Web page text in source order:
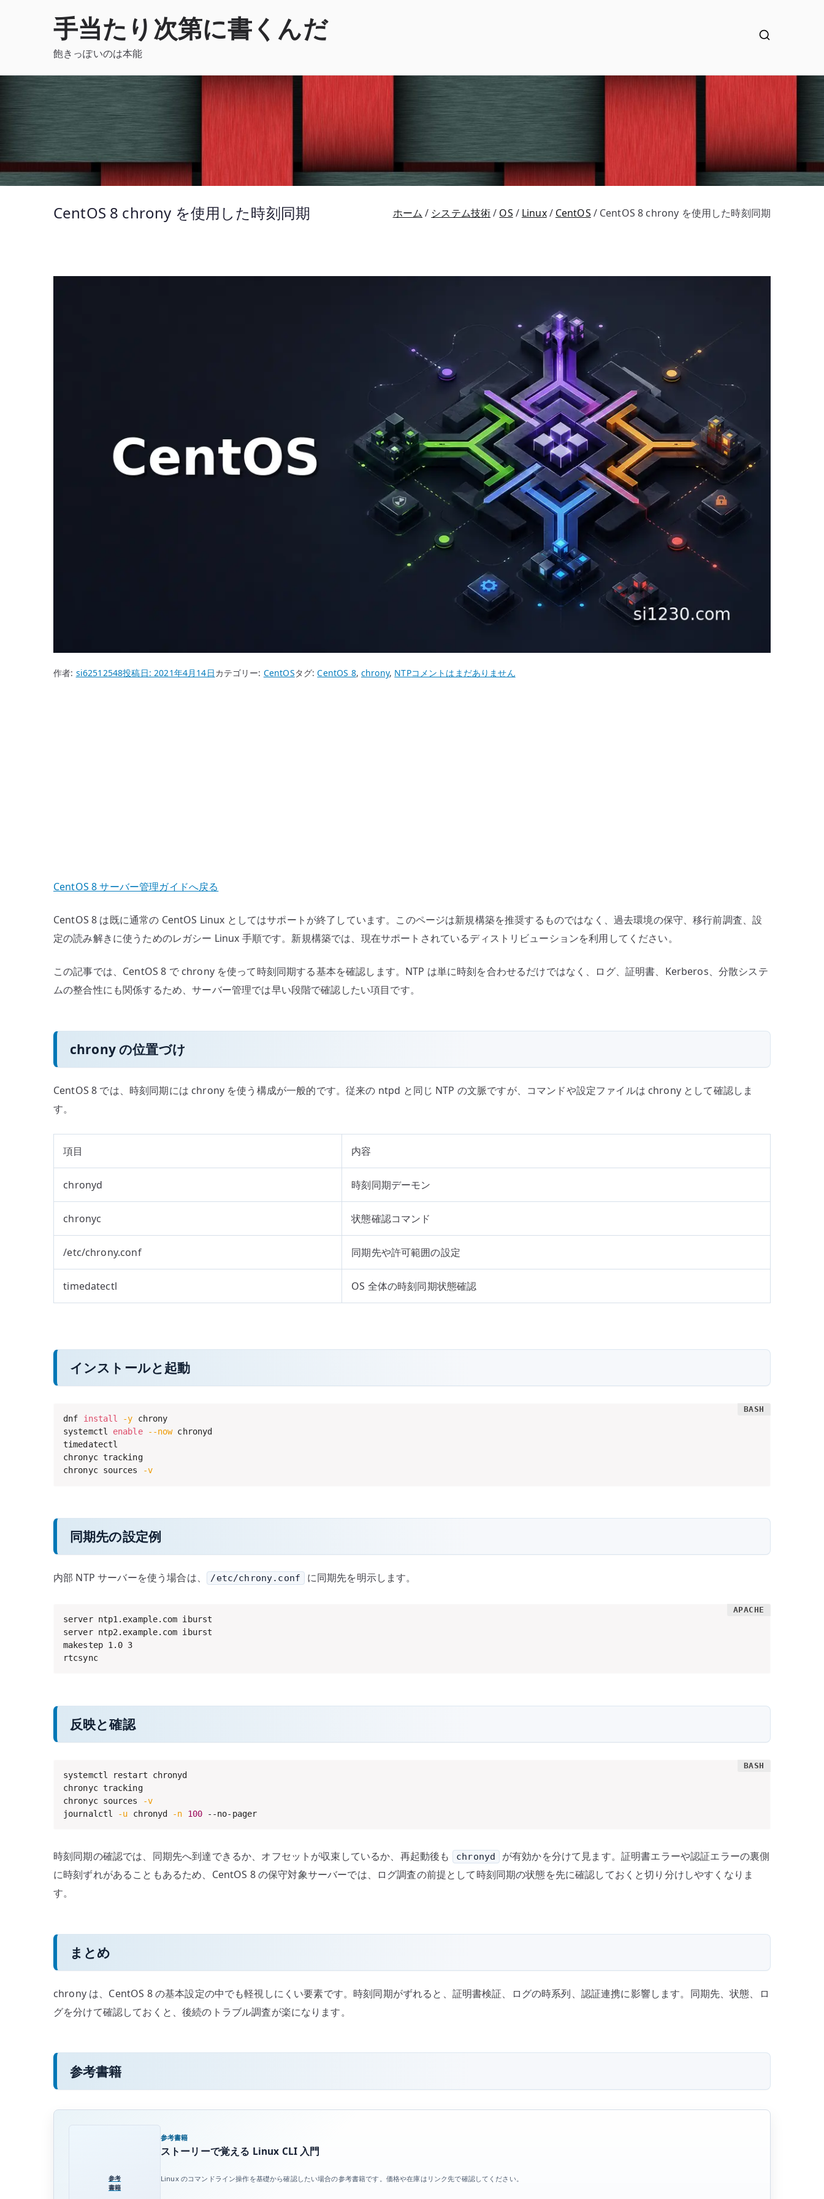
手当たり次第に書くんだ
飽きっぽいのは本能
CentOS 8 chrony を使用した時刻同期 ホーム システム技術 OS Linux CentOS CentOS 8 chrony を使用した時刻同期
作者: si62512548投稿日:2021年4月14日カテゴリー: CentOSタグ:CentOS 8,chrony, NTPCentOS
コメントはまだありません
CentOS 8 サーバー管理ガイドへ戻る
CentOS 8 は既に通常の CentOS Linux としてはサポートが終了しています。このページは新規構築を推奨するものではなく、過去環境の保守、移行前調査、設
定の読み解きに使うためのレガシー Linux 手順です。新規構築では、現在サポートされているディストリビューションを利用してください。
この記事では、CentOS 8 で chrony を使って時刻同期する基本を確認します。NTP は単に時刻を合わせるだけではなく、ログ、証明書、Kerberos、分散システ
ムの整合性にも関係するため、サーバー管理では早い段階で確認したい項目です。
chrony の位置づけ
CentOS 8 では、時刻同期には chrony を使う構成が一般的です。従来の ntpd と同じ NTP の文脈ですが、コマンドや設定ファイルは chrony として確認しま
す。
項目 内容
chronyd 時刻同期デーモン
chronyc 状態確認コマンド
/etc/chrony.conf 同期先や許可範囲の設定
timedatectl OS 全体の時刻同期状態確認
インストールと起動
dnf install -y chrony
systemctl enable --now chronyd
timedatectl
chronyc tracking
chronyc sources
-v
同期先の設定例
内部 NTP サーバーを使う場合は、 /etc/chrony.conf に同期先を明示します。
server ntp1.example.com iburst
server ntp2.example.com iburst
makestep 1.0 3
rtcsync
反映と確認
systemctl restart chronyd
chronyc tracking
chronyc sources
-v
journalctl
-u chronyd -n 100 --no-pager
時刻同期の確認では、同期先へ到達できるか、オフセットが収束しているか、再起動後も chronyd
が有効かを分けて見ます。証明書エラーや認証エラーの裏側
に時刻ずれがあることもあるため、CentOS 8 の保守対象サーバーでは、ログ調査の前提として時刻同期の状態を先に確認しておくと切り分けしやすくなりま
す。
まとめ
chrony は、CentOS 8 の基本設定の中でも軽視しにくい要素です。時刻同期がずれると、証明書検証、ログの時系列、認証連携に影響します。同期先、状態、ロ
グを分けて確認しておくと、後続のトラブル調査が楽になります。
参考書籍
参考
書籍
参考書籍
ストーリーで覚える Linux CLI 入門
Linux のコマンドライン操作を基礎から確認したい場合の参考書籍です。価格や在庫はリンク先で確認してください。